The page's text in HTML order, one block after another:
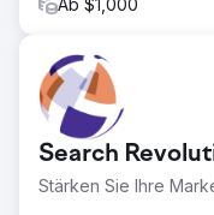
Markenrichtlinien,
(über MNTN).
und nutzte Slack und
reibungslose
Ergebnis
Anchours Arbeit hat
geführt: Walden
Search
Stärken Sie Ihre